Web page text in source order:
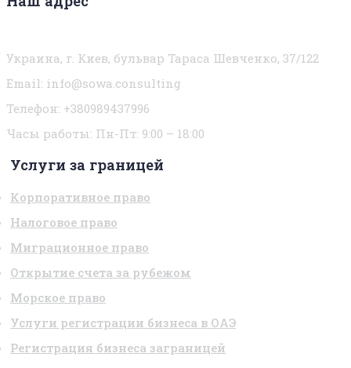
Украина, г. Киев, бульвар Тараса Шевченко, 37/122
Email: info@sowa.consulting
Телефон: +380989437996
Часы работы: Пн-Пт: 9:00 – 18:00
Услуги за границей
Корпоративное право
Налоговое право
Миграционное право
Открытие счета за рубежом
Морское право
Услуги регистрации бизнеса в ОАЭ
Регистрация бизнеса заграницей